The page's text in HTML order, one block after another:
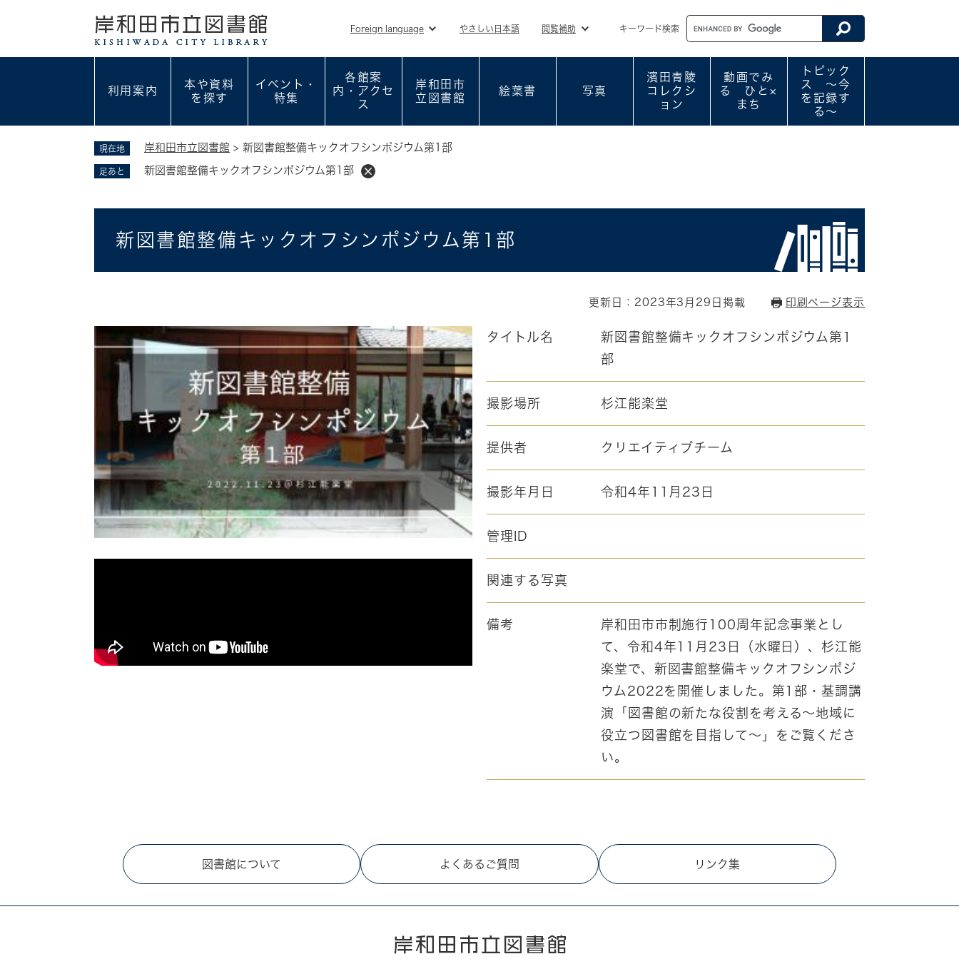
の
す
Foreign language やさしい日本語 閲覧補助 キーワード検索
利用案内
本や資料
を探す
イベント・
特集
各館案
内・アクセ
ス
岸和田市
立図書館
絵葉書 写真
濱田青陵
コレクシ
ョン
動画でみ
る ひと×
まち
トピック
ス ～今
を記録す
る～
現在地 岸和田市立図書館 > 新図書館整備キックオフシンポジウム第1部
足あと 新図書館整備キックオフシンポジウム第1部
新図書館整備キックオフシンポジウム第1部
更新日：2023年3月29日掲載 印刷ページ表示
タイトル名
新図書館整備キックオフシンポジウム第1
部
撮影場所 杉江能楽堂
提供者 クリエイティブチーム
撮影年月日 令和4年11月23日
管理ID
関連する写真
備考
岸和田市市制施行100周年記念事業とし
て、令和4年11月23日（水曜日）、杉江能
楽堂で、新図書館整備キックオフシンポジ
ウム2022を開催しました。第1部・基調講
演「図書館の新たな役割を考える～地域に
役立つ図書館を目指して～」をご覧くださ
い。
図書館について よくあるご質問 リンク集